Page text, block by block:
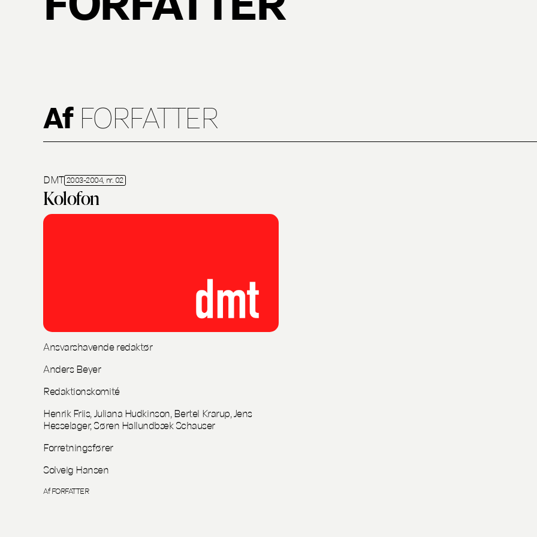
Af FORFATTER
DMT 2003-2004, nr. 02
Kolofon
Ansvarshavende redaktør
Anders Beyer
Redaktionskomité
Henrik Friis, Juliana Hudkinson, Bertel Krarup, Jens
Hesselager, Søren Hallundbæk Schauser
Forretningsfører
Solveig Hansen
Af FORFATTER